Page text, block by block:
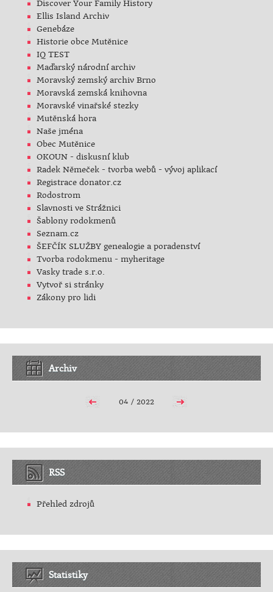
Discover Your Family History
Ellis Island Archiv
Genebáze
Historie obce Mutěnice
IQ TEST
Maďarský národní archiv
Moravský zemský archiv Brno
Moravská zemská knihovna
Moravské vinařské stezky
Mutěnská hora
Naše jména
Obec Mutěnice
OKOUN - diskusní klub
Radek Němeček - tvorba webů - vývoj aplikací
Registrace donator.cz
Rodostrom
Slavnosti ve Strážnici
Šablony rodokmenů
Seznam.cz
ŠEFČÍK SLUŽBY genealogie a poradenství
Tvorba rodokmenu - myheritage
Vasky trade s.r.o.
Vytvoř si stránky
Zákony pro lidi
Archiv
04 / 2022
RSS
Přehled zdrojů
Statistiky